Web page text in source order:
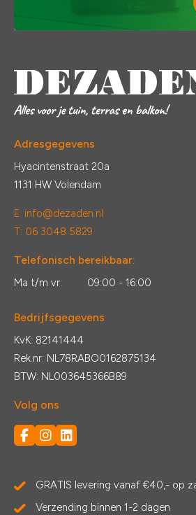
Adresgegevens
Hyacintenstraat 20a
1131 HW Volendam
E: info@dezaden.nl
T: 06 3048 5829
Telefonisch bereikbaar:
Ma t/m vr: 09:00 - 16:00
Bedrijfsgegevens
KvK: 82141444
Rek.nr: NL78RABO0162875134
BTW: NL003645366B89
Volg ons
GRATIS levering vanaf €40,- op
Verzending binnen 1-2 dagen